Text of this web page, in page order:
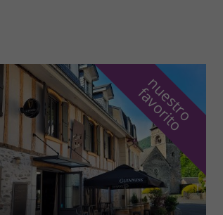
n
u
e
s
t
r
o
f
a
v
o
r
i
t
o